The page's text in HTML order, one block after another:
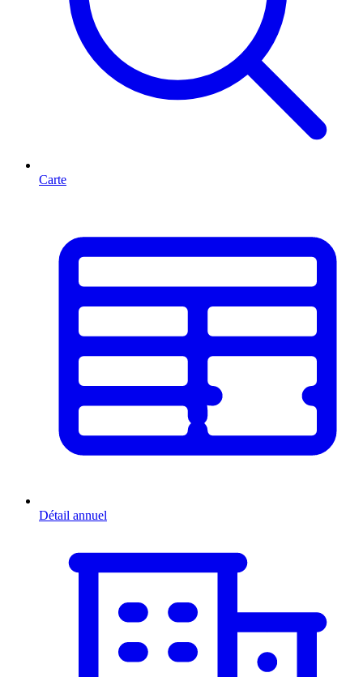
Carte
Détail annuel